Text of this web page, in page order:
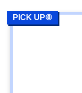
PICK UP⑧